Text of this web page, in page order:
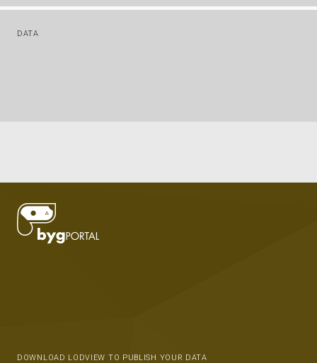
DATA
DOWNLOAD LODVIEW TO PUBLISH YOUR DATA